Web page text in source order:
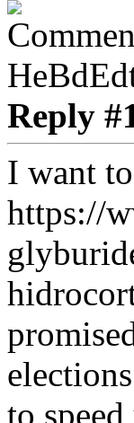
Reply
I want
https://
to